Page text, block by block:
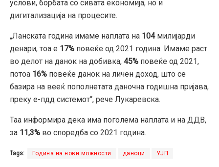
услови, борбата со сивата економија, но и
дигитализација на процесите.
„Ланската година имаме наплата на 104милијарди
денари, тоа е 17% повеќе од 2021 година. Имаме раст
во делот на данок на добивка, 45% повеќе од 2021,
потоа 16% повеќе данок на личен доход, што се
базира на вееќ пополнетата даночна годишна пријава,
преку е-пдд системот“, рече Лукаревска.
Таа информира дека има поголема наплата и на ДДВ,
за 11,3% во споредба со 2021 година.
Tags: Година на нови можности даноци УЈП